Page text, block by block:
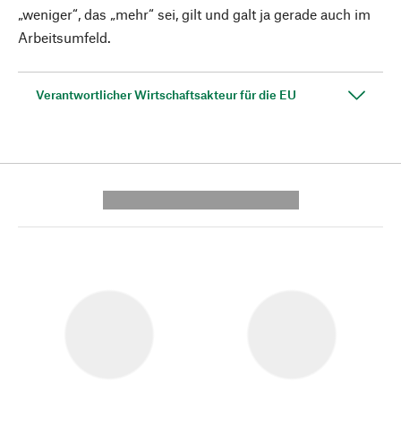
„weniger“, das „mehr“ sei, gilt und galt ja gerade auch im
Arbeitsumfeld.
Verantwortlicher Wirtschaftsakteur für die EU